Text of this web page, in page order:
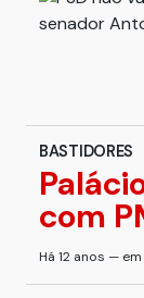
BASTIDORES
com
Há 12 anos —